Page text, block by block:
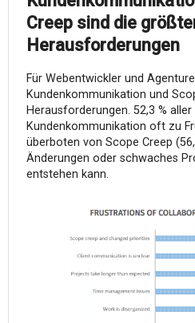
Creep sind die
Herausforderungen
Für Webentwickler und
Kundenkommunikation und
Herausforderungen. 52,3 %
Kundenkommunikation oft zu
überboten von Scope Creep
Änderungen oder schwaches
entstehen kann.